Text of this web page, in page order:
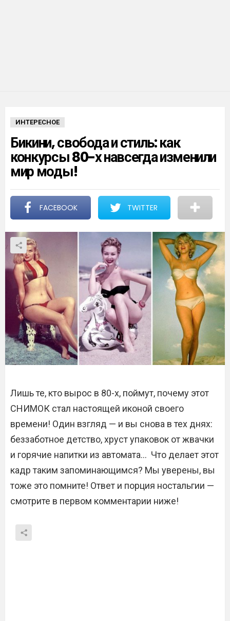
ИНТЕРЕСНОЕ
Бикини, свобода и стиль: как
конкурсы 80-х навсегда изменили
мир моды!
FACEBOOK TWITTER
Лишь те, кто вырос в 80-х, поймут, почему этот
СНИМОК стал настоящей иконой своего
времени! Один взгляд — и вы снова в тех днях:
беззаботное детство, хруст упаковок от жвачки
и горячие напитки из автомата… Что делает этот
кадр таким запоминающимся? Мы уверены, вы
тоже это помните! Ответ и порция ностальгии —
смотрите в первом комментарии ниже!